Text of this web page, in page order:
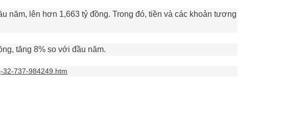
năm, lên hơn 1,663 tỷ đồng. Trong đó, tiền và các khoản tương
tăng 8% so với đầu năm.
32-737-984249.htm